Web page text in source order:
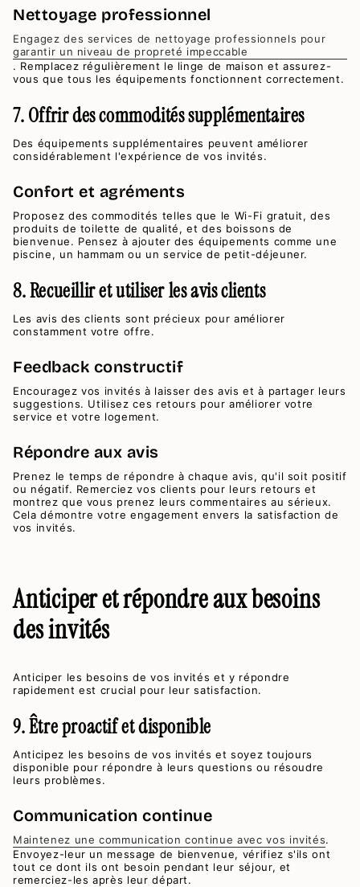
Nettoyage professionnel
Engagez des services de nettoyage professionnels pour
garantir un niveau de propreté impeccable
. Remplacez régulièrement le linge de maison et assurez-
vous que tous les équipements fonctionnent correctement.
7. Offrir des commodités supplémentaires
Des équipements supplémentaires peuvent améliorer
considérablement l'expérience de vos invités.
Confort et agréments
Proposez des commodités telles que le Wi-Fi gratuit, des
produits de toilette de qualité, et des boissons de
bienvenue. Pensez à ajouter des équipements comme une
piscine, un hammam ou un service de petit-déjeuner.
8. Recueillir et utiliser les avis clients
Les avis des clients sont précieux pour améliorer
constamment votre offre.
Feedback constructif
Encouragez vos invités à laisser des avis et à partager leurs
suggestions. Utilisez ces retours pour améliorer votre
service et votre logement.
Répondre aux avis
Prenez le temps de répondre à chaque avis, qu'il soit positif
ou négatif. Remerciez vos clients pour leurs retours et
montrez que vous prenez leurs commentaires au sérieux.
Cela démontre votre engagement envers la satisfaction de
vos invités.
Anticiper et répondre aux besoins
des invités
Anticiper les besoins de vos invités et y répondre
rapidement est crucial pour leur satisfaction.
9. Être proactif et disponible
Anticipez les besoins de vos invités et soyez toujours
disponible pour répondre à leurs questions ou résoudre
leurs problèmes.
Communication continue
Maintenez une communication continue avec vos invités.
Envoyez-leur un message de bienvenue, vérifiez s'ils ont
tout ce dont ils ont besoin pendant leur séjour, et
remerciez-les après leur départ.